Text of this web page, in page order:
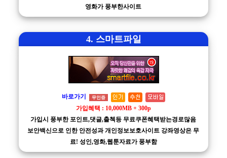
영화가 풍부한사이트
4. 스마트파일
바로가기 무인증
가입혜택 : 10,000MB + 300p
가입시 풍부한 포인트,댓글,출첵등 무료쿠폰혜택받는경로많음
보안백신으로 인한 안전성과 개인정보보호사이트 강좌영상은 무
료! 성인,영화,웹툰자료가 풍부함